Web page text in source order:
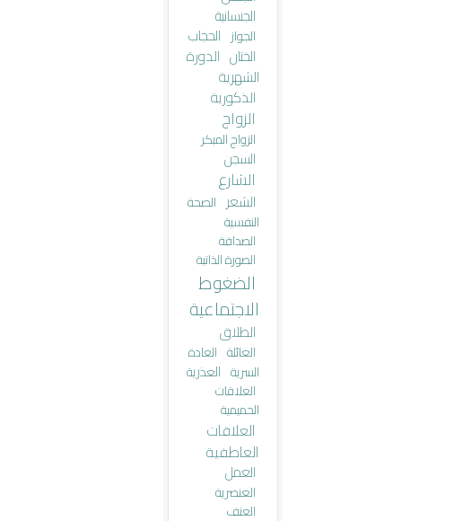
الجنسانية
الجواز الحجاب
الختان الدورة
الشهرية
الذكورية
الزواج
الزواج المبكر
السجن
الشارع
الشعر الصحة
النفسية
الصداقة
الصورة الذاتية
الضغوط
الاجتماعية
الطلاق
العائلة العادة
السرية العذرية
العلاقات
الحميمية
العلاقات
العاطفية
العمل
العنصرية
العنف